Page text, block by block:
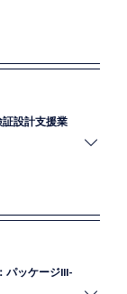
港開発事業フェー
ける小規模灌漑開
っています。
画）は2000年度か
名の留学生を受け
います。事業の拡
体的な成果の検証
の効果・インパク
設計支援業
業の有効性を確認
計やアンケートの
パッケージIII-